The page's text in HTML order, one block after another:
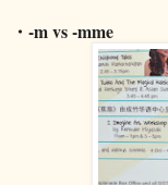
・-m vs -mme